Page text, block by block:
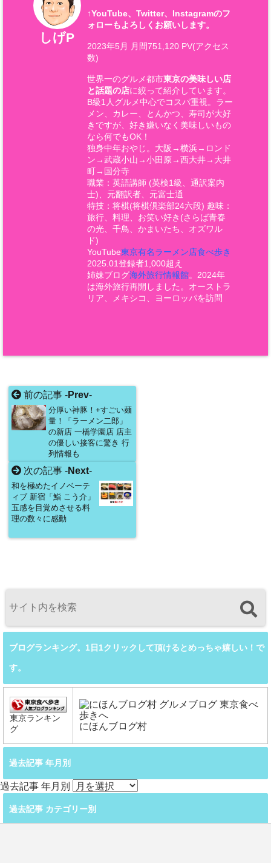
しげP
↑YouTube、Twitter、Instagramのフ
ォローもよろしくお願いします。
2023年5月 月間751,120 PV(アクセス
数)
世界一のグルメ都市東京の美味しい店
と話題の店に絞って紹介しています。
B級1人グルメ中心でコスパ重視。ラー
メン、カレー、とんかつ、寿司が大好
きですが、好き嫌いなく美味しいもの
なら何でもOK！
独身中年おやじ。大阪→横浜→ロンド
ン→武蔵小山→小田原→西大井→大井
町→国分寺
職業：英語講師 (英検1級、通訳案内
士)、元翻訳者、元富士通
特技：将棋(将棋倶楽部24六段) 趣味：
旅行、料理、お笑い好き(さらば青春
の光、千鳥、かまいたち、オズワル
ド)
YouTube東京有名ラーメン店食べ歩き
2025.01登録者1,000超え
姉妹ブログ海外旅行情報館。2024年
は海外旅行再開しました。オーストラ
リア、メキシコ、ヨーロッパを訪問
前の記事 -Prev-
分厚い神豚！+すごい麺
量！「ラーメン二郎」
の新店 一橋学園店 店主
の優しい接客に驚き 行
列情報も
次の記事 -Next-
和を極めたイノベーテ
ィブ 新宿「鮨 こう介」
五感を目覚めさせる料
理の数々に感動
ブログランキング。1日1クリックして頂けるとめっちゃ嬉しい！で
す。
東京ランキン
グ
にほんブログ村
過去記事 年月別
過去記事 年月別
過去記事 カテゴリー別